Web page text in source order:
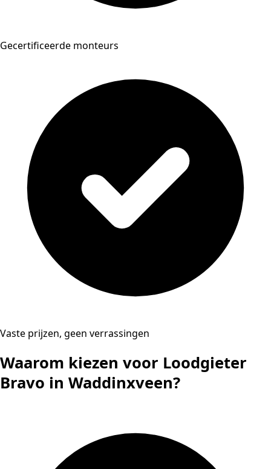
Gecertificeerde monteurs
Vaste prijzen, geen verrassingen
Waarom kiezen voor Loodgieter
Bravo in Waddinxveen?